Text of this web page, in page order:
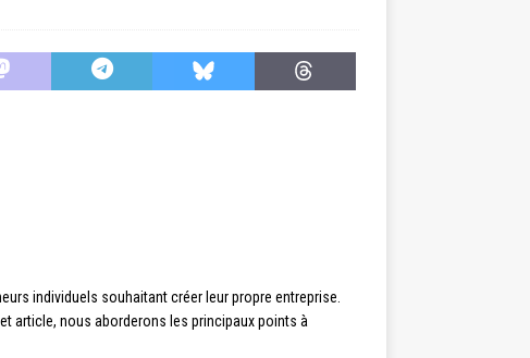
individuels souhaitant créer leur propre entreprise.
article, nous aborderons les principaux points à